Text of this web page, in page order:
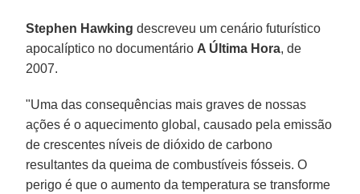
Stephen Hawking descreveu um cenário futurístico
apocalíptico no documentário A Última Hora, de
2007.
"Uma das consequências mais graves de nossas
ações é o aquecimento global, causado pela emissão
de crescentes níveis de dióxido de carbono
resultantes da queima de combustíveis fósseis. O
perigo é que o aumento da temperatura se transforme